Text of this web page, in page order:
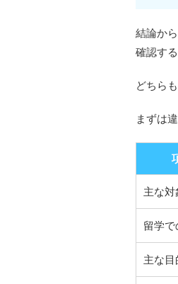
結論から
確認す
どちら
まずは
主な対
留学で
主な目